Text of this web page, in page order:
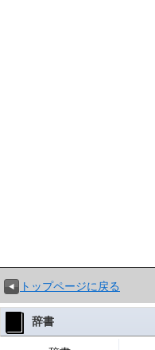
トップページに戻る
辞書